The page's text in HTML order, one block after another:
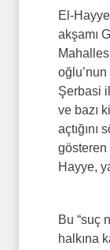
El-
akşamı
Şerbasi
ve bazı
açtığını
gösteren
Hayye,
Bu “suç
halkına